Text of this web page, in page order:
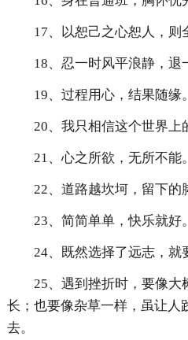
17、以恕己之心恕人，则
18、忍一时风平浪静，退
19、过程用心，结果随缘。
20、我只相信这个世界上
21、心之所欲，无所不能。
22、道路越坎坷，留下的
23、简简单单，快乐就好。
24、既然选择了远志，就
25、遇到挫折时，要像大
长；也要像杂草一样，虽让人
去。